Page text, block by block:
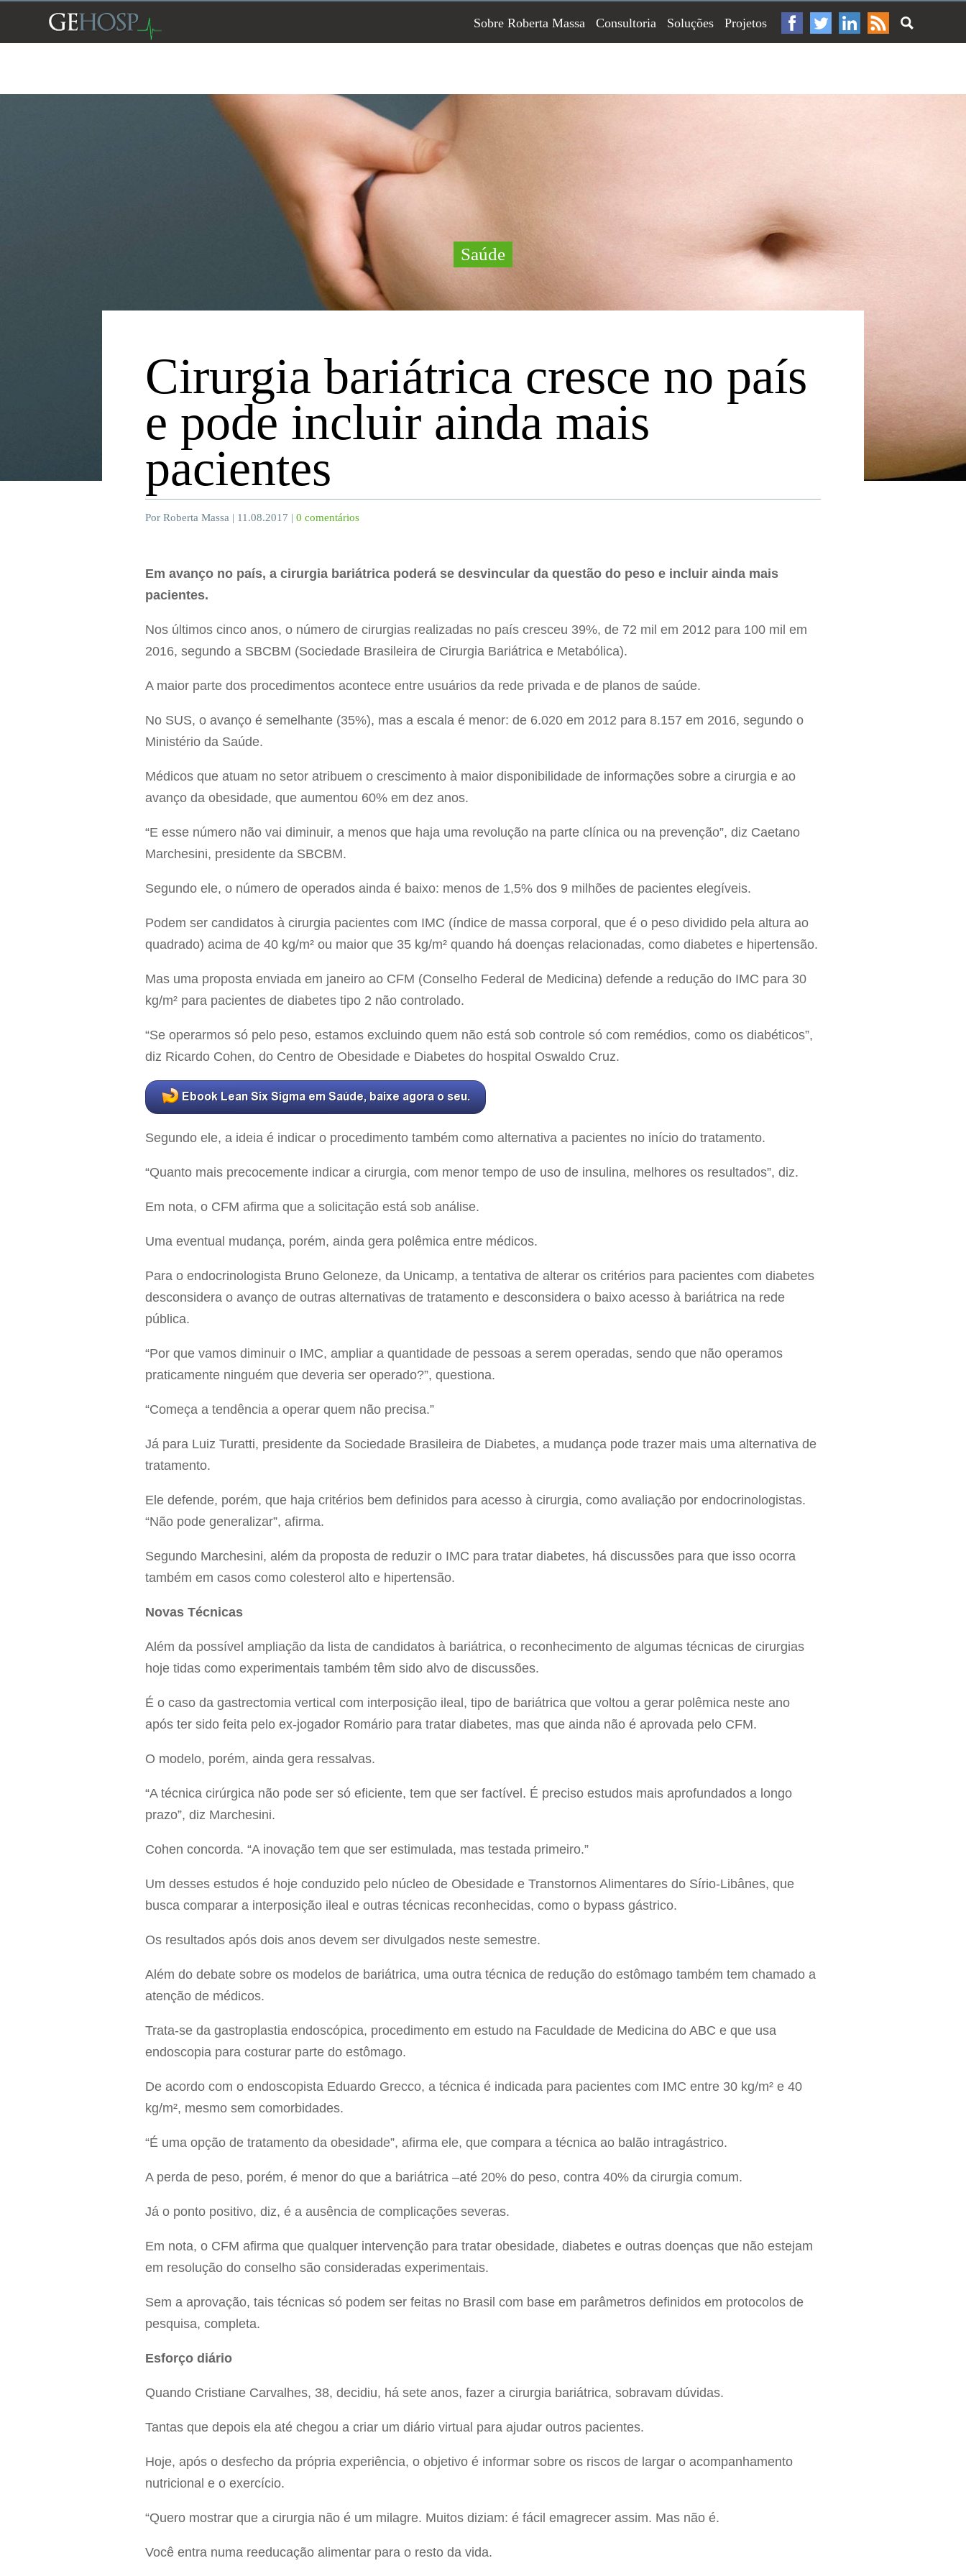
Sobre Roberta Massa Consultoria Soluções Projetos
Saúde
Cirurgia bariátrica cresce no país
e pode incluir ainda mais
pacientes
Por Roberta Massa | 11.08.2017 | 0 comentários
Em avanço no país, a cirurgia bariátrica poderá se desvincular da questão do peso e incluir ainda mais
pacientes.
Nos últimos cinco anos, o número de cirurgias realizadas no país cresceu 39%, de 72 mil em 2012 para 100 mil em
2016, segundo a SBCBM (Sociedade Brasileira de Cirurgia Bariátrica e Metabólica).
A maior parte dos procedimentos acontece entre usuários da rede privada e de planos de saúde.
No SUS, o avanço é semelhante (35%), mas a escala é menor: de 6.020 em 2012 para 8.157 em 2016, segundo o
Ministério da Saúde.
Médicos que atuam no setor atribuem o crescimento à maior disponibilidade de informações sobre a cirurgia e ao
avanço da obesidade, que aumentou 60% em dez anos.
“E esse número não vai diminuir, a menos que haja uma revolução na parte clínica ou na prevenção”, diz Caetano
Marchesini, presidente da SBCBM.
Segundo ele, o número de operados ainda é baixo: menos de 1,5% dos 9 milhões de pacientes elegíveis.
Podem ser candidatos à cirurgia pacientes com IMC (índice de massa corporal, que é o peso dividido pela altura ao
quadrado) acima de 40 kg/m² ou maior que 35 kg/m² quando há doenças relacionadas, como diabetes e hipertensão.
Mas uma proposta enviada em janeiro ao CFM (Conselho Federal de Medicina) defende a redução do IMC para 30
kg/m² para pacientes de diabetes tipo 2 não controlado.
“Se operarmos só pelo peso, estamos excluindo quem não está sob controle só com remédios, como os diabéticos”,
diz Ricardo Cohen, do Centro de Obesidade e Diabetes do hospital Oswaldo Cruz.
Segundo ele, a ideia é indicar o procedimento também como alternativa a pacientes no início do tratamento.
“Quanto mais precocemente indicar a cirurgia, com menor tempo de uso de insulina, melhores os resultados”, diz.
Em nota, o CFM afirma que a solicitação está sob análise.
Uma eventual mudança, porém, ainda gera polêmica entre médicos.
Para o endocrinologista Bruno Geloneze, da Unicamp, a tentativa de alterar os critérios para pacientes com diabetes
desconsidera o avanço de outras alternativas de tratamento e desconsidera o baixo acesso à bariátrica na rede
pública.
“Por que vamos diminuir o IMC, ampliar a quantidade de pessoas a serem operadas, sendo que não operamos
praticamente ninguém que deveria ser operado?”, questiona.
“Começa a tendência a operar quem não precisa.”
Já para Luiz Turatti, presidente da Sociedade Brasileira de Diabetes, a mudança pode trazer mais uma alternativa de
tratamento.
Ele defende, porém, que haja critérios bem definidos para acesso à cirurgia, como avaliação por endocrinologistas.
“Não pode generalizar”, afirma.
Segundo Marchesini, além da proposta de reduzir o IMC para tratar diabetes, há discussões para que isso ocorra
também em casos como colesterol alto e hipertensão.
Novas Técnicas
Além da possível ampliação da lista de candidatos à bariátrica, o reconhecimento de algumas técnicas de cirurgias
hoje tidas como experimentais também têm sido alvo de discussões.
É o caso da gastrectomia vertical com interposição ileal, tipo de bariátrica que voltou a gerar polêmica neste ano
após ter sido feita pelo ex-jogador Romário para tratar diabetes, mas que ainda não é aprovada pelo CFM.
O modelo, porém, ainda gera ressalvas.
“A técnica cirúrgica não pode ser só eficiente, tem que ser factível. É preciso estudos mais aprofundados a longo
prazo”, diz Marchesini.
Cohen concorda. “A inovação tem que ser estimulada, mas testada primeiro.”
Um desses estudos é hoje conduzido pelo núcleo de Obesidade e Transtornos Alimentares do Sírio-Libânes, que
busca comparar a interposição ileal e outras técnicas reconhecidas, como o bypass gástrico.
Os resultados após dois anos devem ser divulgados neste semestre.
Além do debate sobre os modelos de bariátrica, uma outra técnica de redução do estômago também tem chamado a
atenção de médicos.
Trata-se da gastroplastia endoscópica, procedimento em estudo na Faculdade de Medicina do ABC e que usa
endoscopia para costurar parte do estômago.
De acordo com o endoscopista Eduardo Grecco, a técnica é indicada para pacientes com IMC entre 30 kg/m² e 40
kg/m², mesmo sem comorbidades.
“É uma opção de tratamento da obesidade”, afirma ele, que compara a técnica ao balão intragástrico.
A perda de peso, porém, é menor do que a bariátrica –até 20% do peso, contra 40% da cirurgia comum.
Já o ponto positivo, diz, é a ausência de complicações severas.
Em nota, o CFM afirma que qualquer intervenção para tratar obesidade, diabetes e outras doenças que não estejam
em resolução do conselho são consideradas experimentais.
Sem a aprovação, tais técnicas só podem ser feitas no Brasil com base em parâmetros definidos em protocolos de
pesquisa, completa.
Esforço diário
Quando Cristiane Carvalhes, 38, decidiu, há sete anos, fazer a cirurgia bariátrica, sobravam dúvidas.
Tantas que depois ela até chegou a criar um diário virtual para ajudar outros pacientes.
Hoje, após o desfecho da própria experiência, o objetivo é informar sobre os riscos de largar o acompanhamento
nutricional e o exercício.
“Quero mostrar que a cirurgia não é um milagre. Muitos diziam: é fácil emagrecer assim. Mas não é.
Você entra numa reeducação alimentar para o resto da vida.